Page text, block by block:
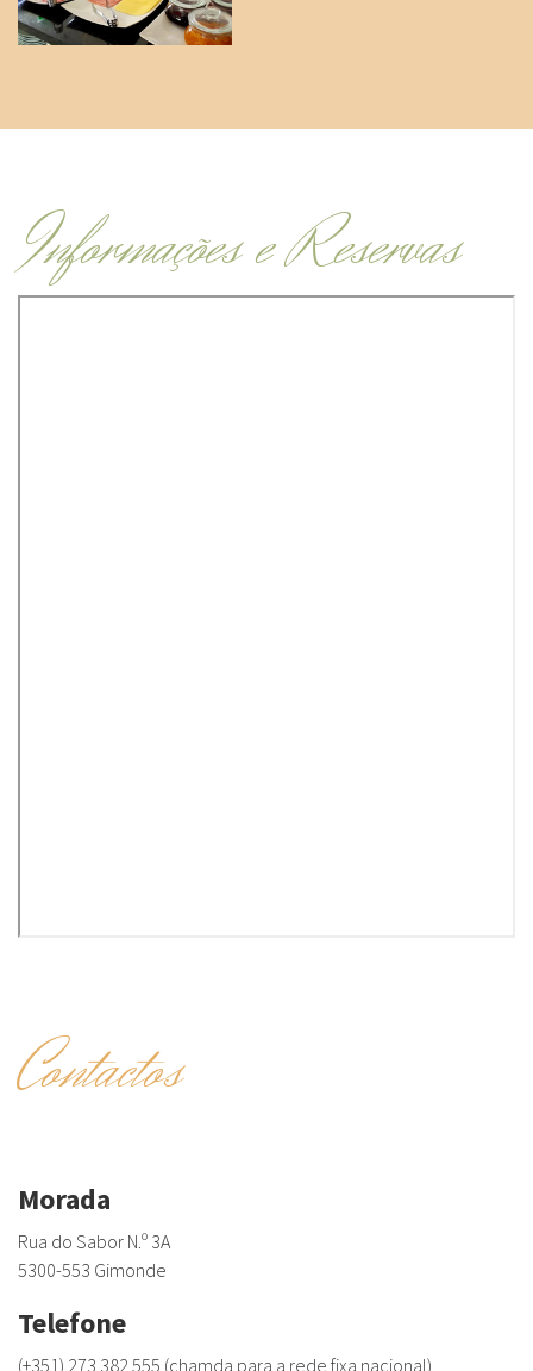
Informações e Reservas
Contactos
Morada
Rua do Sabor N.º 3A
5300-553 Gimonde
Telefone
(+351) 273 382 555 (chamda para a rede fixa nacional)